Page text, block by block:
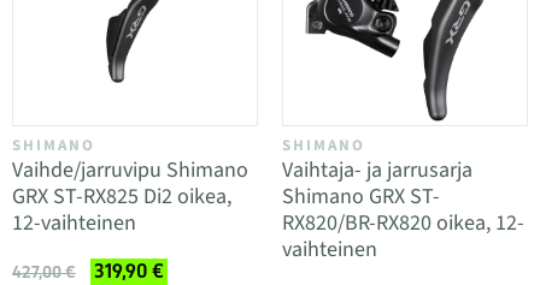
SHIMANO
Vaihde/jarruvipu Shimano
GRX ST-RX825 Di2 oikea,
12-vaihteinen
427,00 € 319,90 €
SHIMANO
Vaihtaja- ja jarrusarja
Shimano GRX ST-
RX820/BR-RX820 oikea, 12-
vaihteinen